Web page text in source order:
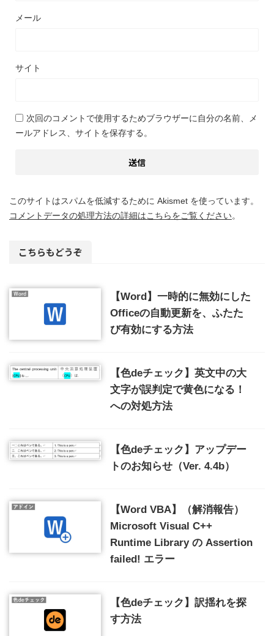
メール
サイト
次回のコメントで使用するためブラウザーに自分の名前、メ
ールアドレス、サイトを保存する。
このサイトはスパムを低減するために Akismet を使っています。
コメントデータの処理方法の詳細はこちらをご覧ください。
こちらもどうぞ
【Word】一時的に無効にした
Officeの自動更新を、ふたた
び有効にする方法
【色deチェック】英文中の大
文字が誤判定で黄色になる！
への対処方法
【色deチェック】アップデー
トのお知らせ（Ver. 4.4b）
【Word VBA】（解消報告）
Microsoft Visual C++
Runtime Library の Assertion
failed! エラー
【色deチェック】訳揺れを探
す方法